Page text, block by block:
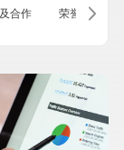
合作 荣誉及资质